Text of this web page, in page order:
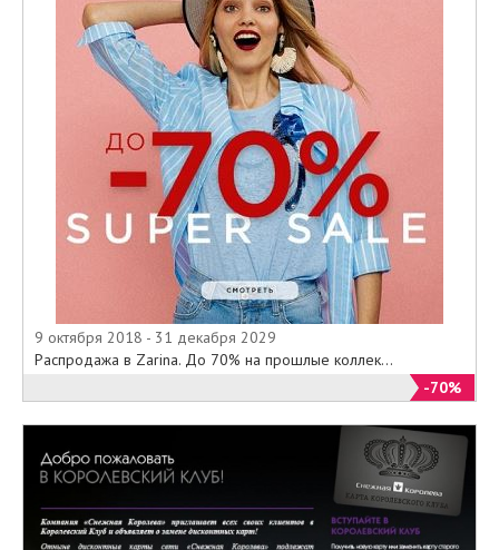
9 октября 2018 - 31 декабря 2029
Распродажа в Zarina. До 70% на прошлые коллек...
-70%